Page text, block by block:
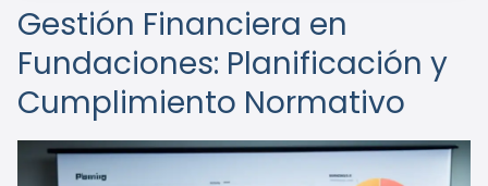
Gestión Financiera en
Fundaciones: Planificación y
Cumplimiento Normativo